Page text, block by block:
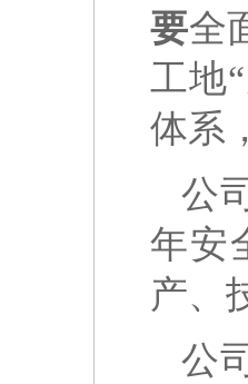
要全
工地
体系
公
年安
产、
公